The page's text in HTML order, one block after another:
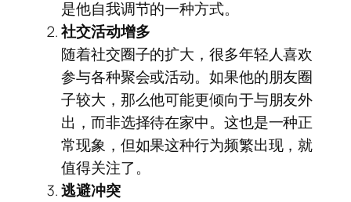
是他自我调节的一种方式。
社交活动增多
随着社交圈子的扩大，很多年轻人喜欢
参与各种聚会或活动。如果他的朋友圈
子较大，那么他可能更倾向于与朋友外
出，而非选择待在家中。这也是一种正
常现象，但如果这种行为频繁出现，就
值得关注了。
逃避冲突